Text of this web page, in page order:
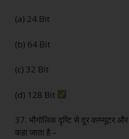
(a) 24 Bit
(b) 64 Bit
(c) 32 Bit
(d) 128 Bit
37. भौगोलिक दृष्टि से दूर कम्प्यूटर
कहा जाता है –